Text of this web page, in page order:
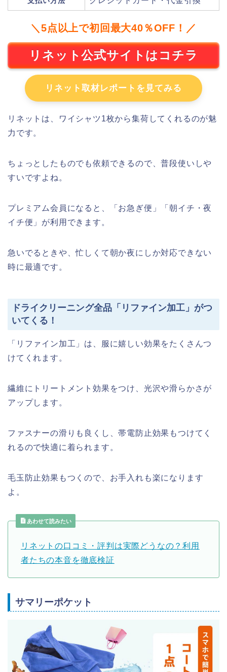
＼5点以上で初回最大40％OFF！／
リネット公式サイトはコチラ
リネット取材レポートを見てみる
リネットは、ワイシャツ1枚から集荷してくれるのが魅
力です。
ちょっとしたものでも依頼できるので、普段使いしや
すいですよね。
プレミアム会員になると、「お急ぎ便」「朝イチ・夜
イチ便」が利用できます。
急いでるときや、忙しくて朝か夜にしか対応できない
時に最適です。
ドライクリーニング全品「リファイン加工」がつ
いてくる！
「リファイン加工」は、服に嬉しい効果をたくさんつ
けてくれます。
繊維にトリートメント効果をつけ、光沢や滑らかさが
アップします。
ファスナーの滑りも良くし、帯電防止効果もつけてく
れるので快適に着られます。
毛玉防止効果もつくので、お手入れも楽になります
よ。
あわせて読みたい
リネットの口コミ・評判は実際どうなの？利用
者たちの本音を徹底検証
サマリーポケット